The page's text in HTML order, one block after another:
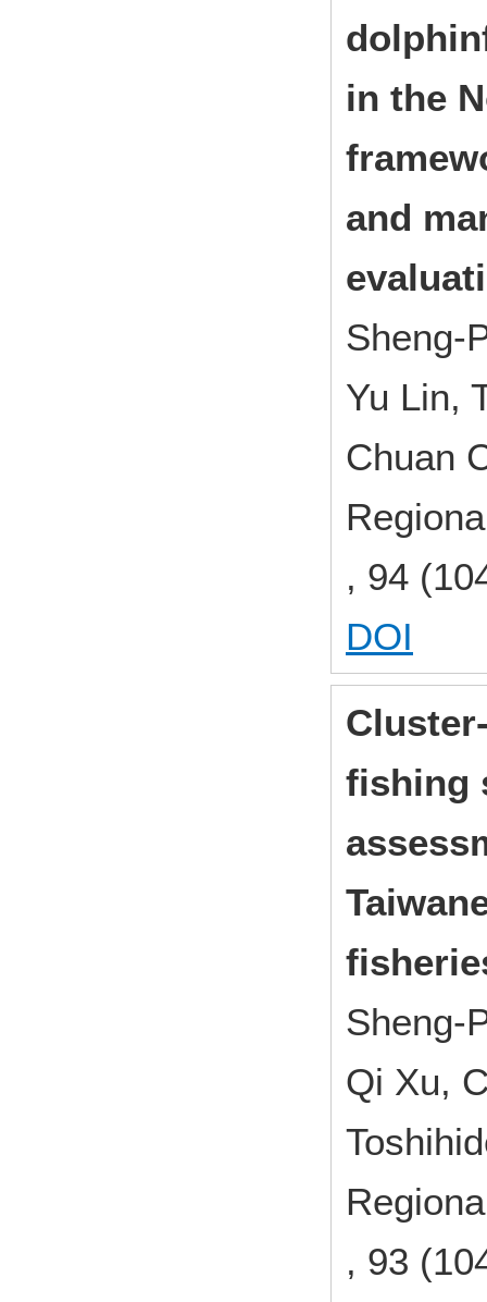
in the
and
Sheng-
Yu Lin,
Chuan
, 94
DOI
fishing
Sheng-
Qi Xu,
, 93